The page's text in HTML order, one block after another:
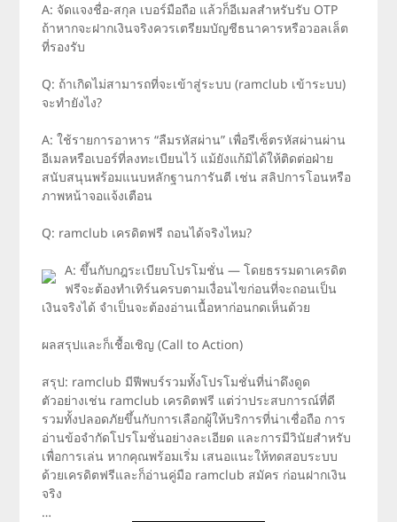
A: จัดแจงชื่อ-สกุล เบอร์มือถือ แล้วก็อีเมลสำหรับรับ OTP
ถ้าหากจะฝากเงินจริงควรเตรียมบัญชีธนาคารหรือวอลเล็ต
ที่รองรับ
Q: ถ้าเกิดไม่สามารถที่จะเข้าสู่ระบบ (ramclub เข้าระบบ)
จะทำยังไง?
A: ใช้รายการอาหาร “ลืมรหัสผ่าน” เพื่อรีเซ็ตรหัสผ่านผ่าน
อีเมลหรือเบอร์ที่ลงทะเบียนไว้ แม้ยังแก้มิได้ให้ติดต่อฝ่าย
สนับสนุนพร้อมแนบหลักฐานการันตี เช่น สลิปการโอนหรือ
ภาพหน้าจอแจ้งเตือน
Q: ramclub เครดิตฟรี ถอนได้จริงไหม?
A: ขึ้นกับกฎระเบียบโปรโมชั่น — โดยธรรมดาเครดิต
ฟรีจะต้องทำเทิร์นครบตามเงื่อนไขก่อนที่จะถอนเป็น
เงินจริงได้ จำเป็นจะต้องอ่านเนื้อหาก่อนกดเห็นด้วย
ผลสรุปและก็เชื้อเชิญ (Call to Action)
สรุป: ramclub มีฟีพบร์รวมทั้งโปรโมชั่นที่น่าดึงดูด
ตัวอย่างเช่น ramclub เครดิตฟรี แต่ว่าประสบการณ์ที่ดี
รวมทั้งปลอดภัยขึ้นกับการเลือกผู้ให้บริการที่น่าเชื่อถือ การ
อ่านข้อจำกัดโปรโมชั่นอย่างละเอียด และการมีวินัยสำหรับ
เพื่อการเล่น หากคุณพร้อมเริ่ม เสนอแนะให้ทดสอบระบบ
ด้วยเครดิตฟรีและก็อ่านคู่มือ ramclub สมัคร ก่อนฝากเงิน
จริง
…